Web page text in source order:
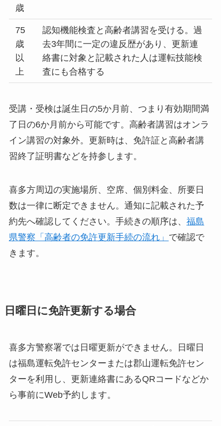
歳
75
歳
以
上
認知機能検査と高齢者講習を受ける。過
去3年間に一定の違反歴があり、更新連
絡書に対象と記載された人は運転技能検
査にも合格する
受講・受検は誕生日の5か月前、つまり有効期間満
了日の6か月前から可能です。高齢者講習はオンラ
イン講習の対象外。更新時は、免許証と高齢者講
習終了証明書などを持参します。
喜多方周辺の実施場所、空席、個別料金、所要日
数は一律に断定できません。通知に記載された予
約先へ確認してください。手続きの順序は、 福島
県警察「高齢者の免許更新手続の流れ」 で確認で
きます。
日曜日に免許更新する場合
喜多方警察署では日曜更新ができません。日曜日
は福島運転免許センターまたは郡山運転免許セン
ターを利用し、更新連絡書にあるQRコードなどか
ら事前にWeb予約します。